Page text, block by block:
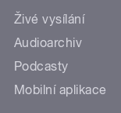
Živé vysílání
Audioarchiv
Podcasty
Mobilní aplikace